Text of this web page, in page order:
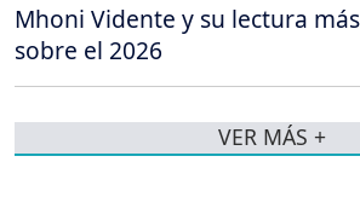
Mhoni Vidente y su lectura
sobre el 2026
VER MÁS +